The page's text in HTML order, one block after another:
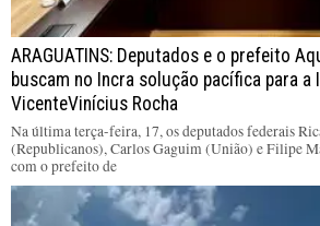
ARAGUATINS: Deputados e o prefeito
buscam no Incra solução pacífica para a
VicenteVinícius Rocha
Na última terça-feira, 17, os deputados federais
(Republicanos), Carlos Gaguim (União) e Filipe
com o prefeito de